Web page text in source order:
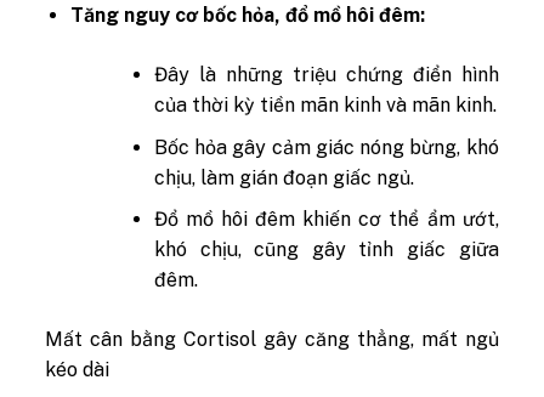
Tăng nguy cơ bốc hỏa, đổ mồ hôi đêm:
Đây là những triệu chứng điển hình
của thời kỳ tiền mãn kinh và mãn kinh.
Bốc hỏa gây cảm giác nóng bừng, khó
chịu, làm gián đoạn giấc ngủ.
Đổ mồ hôi đêm khiến cơ thể ẩm ướt,
khó chịu, cũng gây tỉnh giấc giữa
đêm.
Mất cân bằng Cortisol gây căng thẳng, mất ngủ
kéo dài